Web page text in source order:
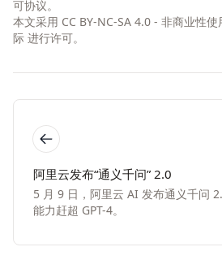
可协议。
本文采用 CC BY-NC-SA 4.0 - 非商业性
际 进行许可。
阿里云发布“通义千问” 2.0
5 月 9 日，阿里云 AI 发布通义千问
能力赶超 GPT-4。